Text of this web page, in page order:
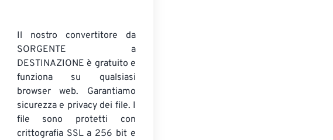
Il nostro convertitore da
SORGENTE a
DESTINAZIONE è gratuito e
funziona su qualsiasi
browser web. Garantiamo
sicurezza e privacy dei file. I
file sono protetti con
crittografia SSL a 256 bit e